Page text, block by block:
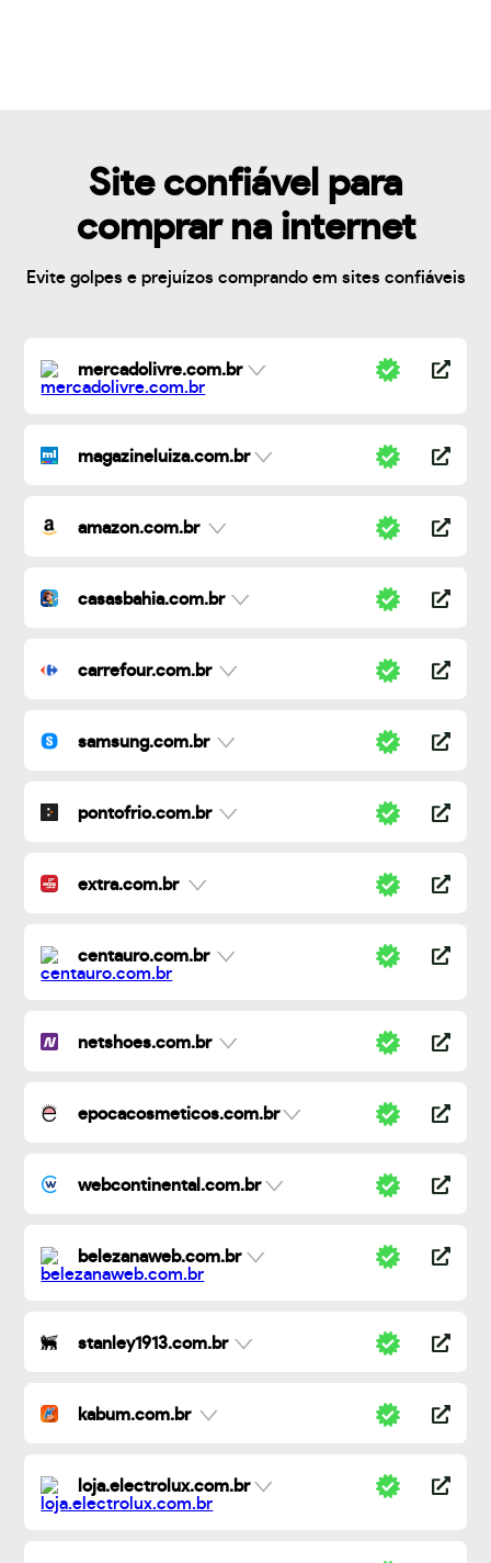
Site confiável para
comprar na internet
Evite golpes e prejuízos comprando em sites confiáveis
mercadolivre.com.br
magazineluiza.com.br
amazon.com.br
casasbahia.com.br
carrefour.com.br
samsung.com.br
pontofrio.com.br
extra.com.br
centauro.com.br
netshoes.com.br
epocacosmeticos.com.br
webcontinental.com.br
belezanaweb.com.br
stanley1913.com.br
kabum.com.br
loja.electrolux.com.br